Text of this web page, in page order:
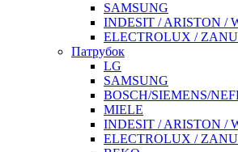
SAMSUNG
INDESIT / ARISTON /
ELECTROLUX /
Патрубок
LG
SAMSUNG
BOSCH/SIEMENS/
MIELE
INDESIT / ARISTON /
ELECTROLUX /